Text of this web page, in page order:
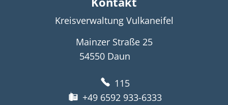
Kreisverwaltung Vulkaneifel
Mainzer Straße 25
54550 Daun
115
+49 6592 933-6333